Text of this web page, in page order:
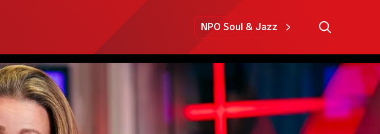
NPO Soul & Jazz